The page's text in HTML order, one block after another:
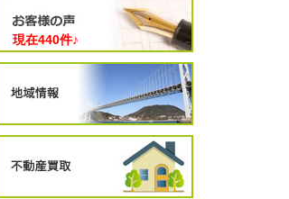
現在440件♪